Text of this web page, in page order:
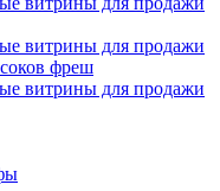
витрины для продажи
фреш
витрины для продажи